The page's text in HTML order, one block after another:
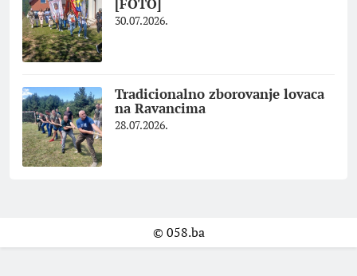
30.07.2026.
Tradicionalno zborovanje lovaca
na Ravancima
28.07.2026.
© 058.ba